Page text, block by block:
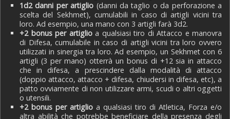
1d2 danni per artiglio (danni da taglio o da perforazione a
scelta del Sekhmet), cumulabili in caso di artigli vicini tra
loro. Ad esempio, una mano con 3 artigli farà 3d2.
+2 bonus per artiglioa qualsiasi tiro di Attacco e manovra
di Difesa, cumulabile in caso di artigli vicini tra loro ovvero
utilizzati in sinergia tra loro. Ad esempio, un Sekhmet con 6
artigli (3 per mano) otterrà un bonus di +12 sia in attacco
che in difesa, a prescindere dalla modalità di attacco
(doppio attacco, attacco + difesa, chiudersi in difesa, etc), a
patto ovviamente di non utilizzare armi, scudi o altri oggetti
o utensili.
+2 bonus per artiglio a qualsiasi tiro di Atletica, Forza e/o
altra abilità che potrebbe beneficiare della presenza degli